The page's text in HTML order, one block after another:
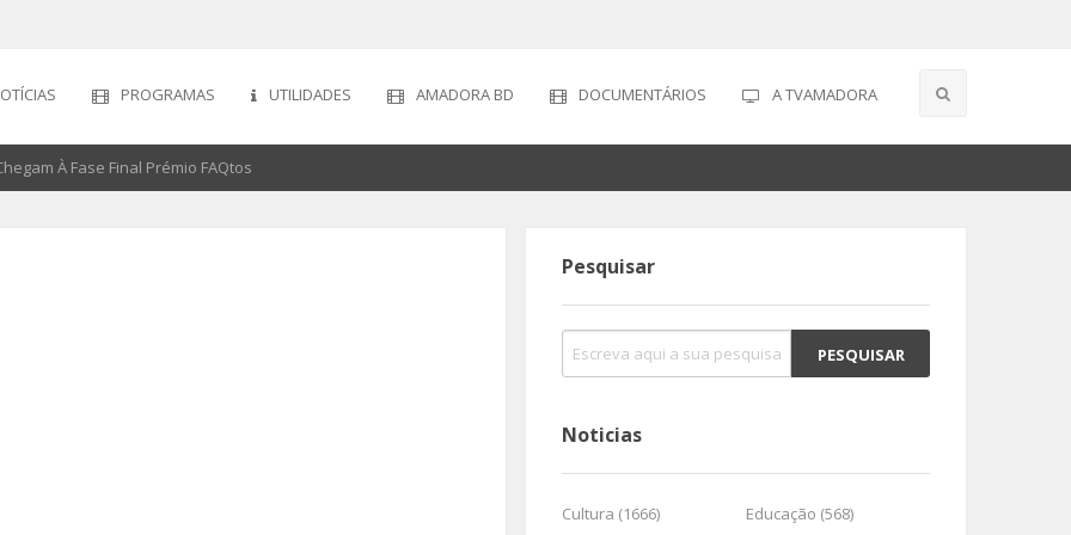
PROGRAMAS UTILIDADES AMADORA BD DOCUMENTÁRIOS A TVAMADORA
À Fase Final Prémio FAQtos
Pesquisar
Noticias
Cultura (1666)
Educação (568)